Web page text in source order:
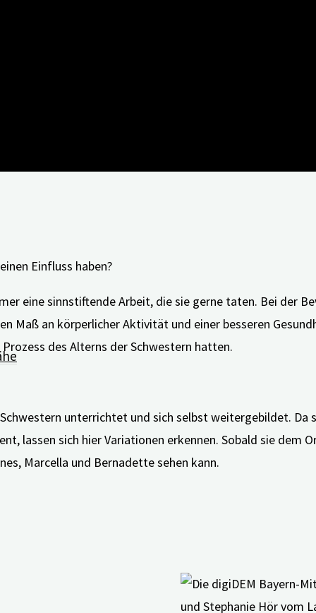
Einfluss haben?
eine sinnstiftende Arbeit, die sie gerne taten. Bei der
Maß an körperlicher Aktivität und einer besseren
des Alterns der Schwestern hatten.
unterrichtet und sich selbst weitergebildet.
lassen sich hier Variationen erkennen. Sobald sie dem
Marcella und Bernadette sehen kann.